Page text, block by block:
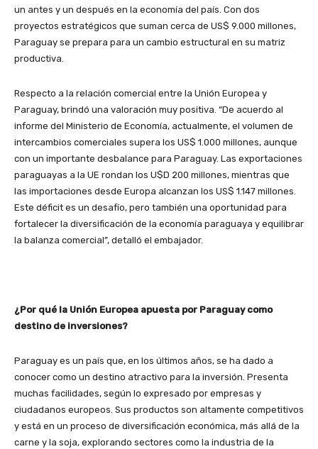
un antes y un después en la economía del país. Con dos
proyectos estratégicos que suman cerca de US$ 9.000 millones,
Paraguay se prepara para un cambio estructural en su matriz
productiva.
Respecto a la relación comercial entre la Unión Europea y
Paraguay, brindó una valoración muy positiva. “De acuerdo al
informe del Ministerio de Economía, actualmente, el volumen de
intercambios comerciales supera los US$ 1.000 millones, aunque
con un importante desbalance para Paraguay. Las exportaciones
paraguayas a la UE rondan los U$D 200 millones, mientras que
las importaciones desde Europa alcanzan los US$ 1.147 millones.
Este déficit es un desafío, pero también una oportunidad para
fortalecer la diversificación de la economía paraguaya y equilibrar
la balanza comercial”, detalló el embajador.
¿Por qué la Unión Europea apuesta por Paraguay como
destino de inversiones?
Paraguay es un país que, en los últimos años, se ha dado a
conocer como un destino atractivo para la inversión. Presenta
muchas facilidades, según lo expresado por empresas y
ciudadanos europeos. Sus productos son altamente competitivos
y está en un proceso de diversificación económica, más allá de la
carne y la soja, explorando sectores como la industria de la